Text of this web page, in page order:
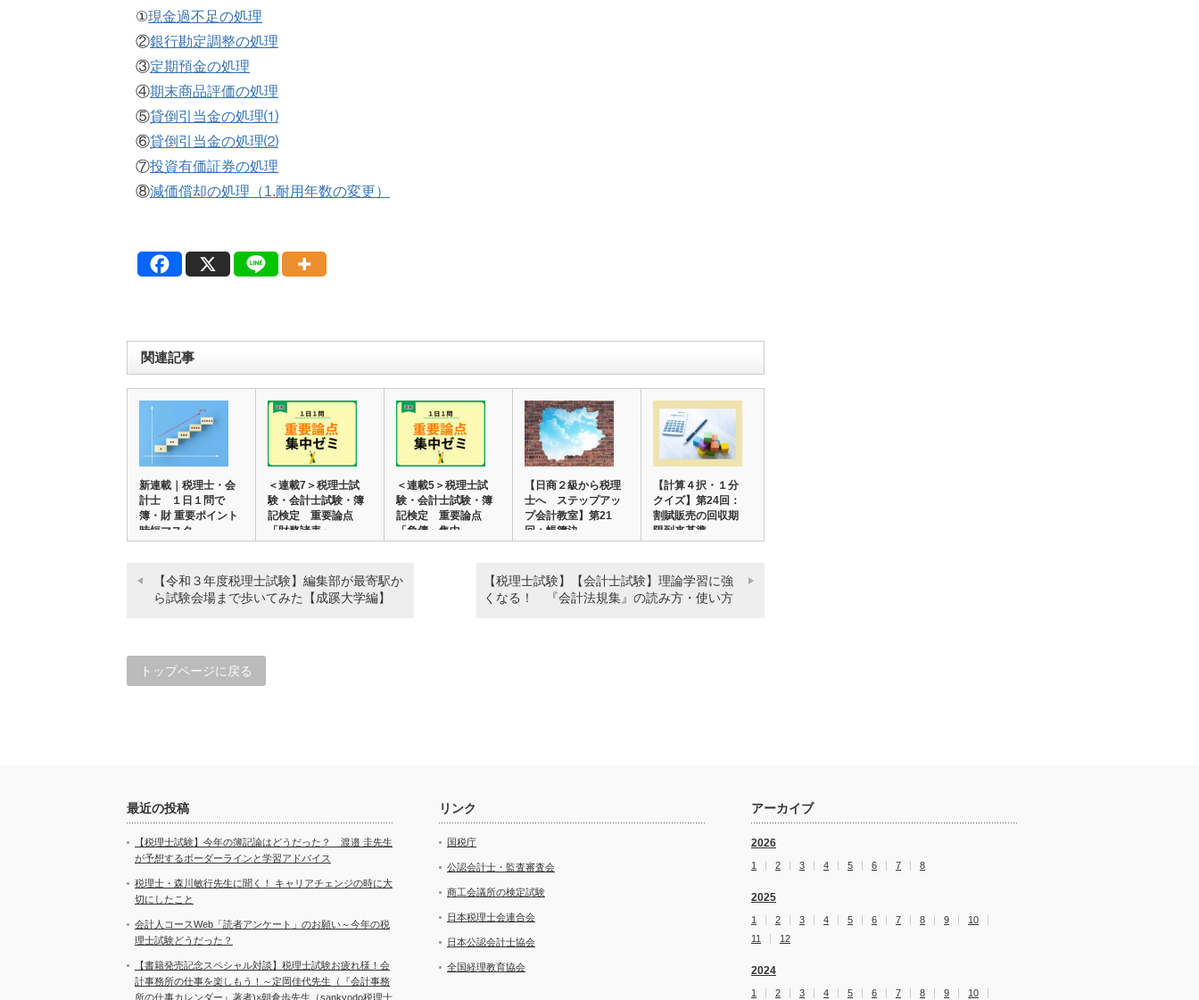
①現金過不足の処理
②銀行勘定調整の処理
③定期預金の処理
④期末商品評価の処理
⑤貸倒引当金の処理⑴
⑥貸倒引当金の処理⑵
⑦投資有価証券の処理
⑧減価償却の処理（1.耐用年数の変更）
関連記事
新連載｜税理士・会
計士 １日１問で
簿・財 重要ポイント
時短マスタ…
＜連載7＞税理士試
験・会計士試験・簿
記検定 重要論点
「財務諸表」…
＜連載5＞税理士試
験・会計士試験・簿
記検定 重要論点
「負債」集中…
【日商２級から税理
士へ ステップアッ
プ会計教室】第21
回：帳簿決…
【計算４択・１分
クイズ】第24回：
割賦販売の回収期
限到来基準
【令和３年度税理士試験】編集部が最寄駅か
ら試験会場まで歩いてみた【成蹊大学編】
【税理士試験】【会計士試験】理論学習に強
くなる！ 『会計法規集』の読み方・使い方
トップページに戻る
最近の投稿
【税理士試験】今年の簿記論はどうだった？ 渡邉 圭先生
が予想するボーダーラインと学習アドバイス
税理士・森川敏行先生に聞く！ キャリアチェンジの時に大
切にしたこと
会計人コースWeb「読者アンケート」のお願い～今年の税
理士試験どうだった？
【書籍発売記念スペシャル対談】税理士試験お疲れ様！会
計事務所の仕事を楽しもう！～定岡佳代先生（『会計事務
所の仕事カレンダー』著者)×朝倉歩先生（sankyodo税理士
リンク
国税庁
公認会計士・監査審査会
商工会議所の検定試験
日本税理士会連合会
日本公認会計士協会
全国経理教育協会
アーカイブ
2026
1 2 3 4 5 6 7 8
2025
1 2 3 4 5 6 7 8 9
10
11
12
2024
1 2 3 4 5 6 7 8 9 10